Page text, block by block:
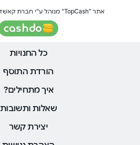
אתר "TopCash" מנוהל ע"י חברת קאשדו טכנולוגיות בע"מ
כל החנויות
הורדת התוסף
איך מתחילים?
שאלות ותשובות
יצירת קשר